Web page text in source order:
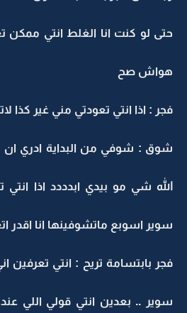
حتى لو كنت انا الغلط انتي ممكن
هواش صح
فجر : اذا انتي تعودتي مني غير كذا
شوق : شوفي من البداية ادري ان
الله شي مو بيدي ابدددد اذا
سوير اسوبع ماتشوفينها انا اقدر
فجر بابتسامة تريح : انتي تعرفين
سوير .. بعدين انتي قولي اللي